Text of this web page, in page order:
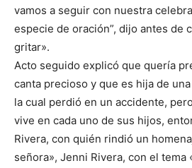
vamos a seguir con nuestra
especie de oración”, dijo antes de
gritar».
Acto seguido explicó que quería
canta precioso y que es hija de
la cual perdió en un accidente,
vive en cada uno de sus hijos,
Rivera, con quién rindió un
señora», Jenni Rivera, con el tema